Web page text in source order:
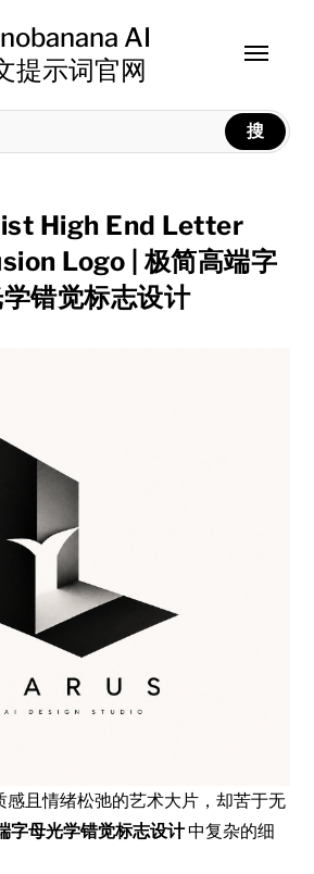
AI
提示词官网
搜
Toggle
High End Letter
Logo | 极简高端字
错觉标志设计
感且情绪松弛的艺术大片，却苦于无
字母光学错觉标志设计中复杂的细